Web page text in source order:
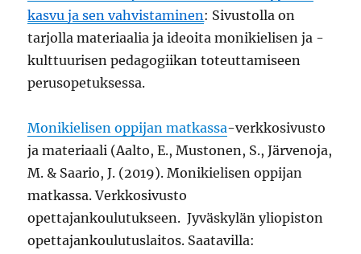
kasvu ja sen vahvistaminen: Sivustolla on
tarjolla materiaalia ja ideoita monikielisen ja -
kulttuurisen pedagogiikan toteuttamiseen
perusopetuksessa.
Monikielisen oppijan matkassa-verkkosivusto
ja materiaali (Aalto, E., Mustonen, S., Järvenoja,
M. & Saario, J. (2019). Monikielisen oppijan
matkassa. Verkkosivusto
opettajankoulutukseen. Jyväskylän yliopiston
opettajankoulutuslaitos. Saatavilla: